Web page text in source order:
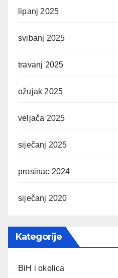
lipanj 2025
svibanj 2025
travanj 2025
ožujak 2025
veljača 2025
siječanj 2025
prosinac 2024
siječanj 2020
Kategorije
BiH i okolica